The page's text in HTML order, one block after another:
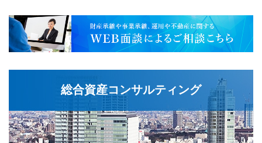
総合資産コンサルティング